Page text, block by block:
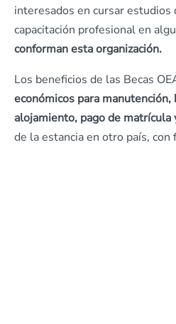
interesados en cursar estudios
capacitación profesional en
conforman esta organización.
Los beneficios de las Becas
económicos para
alojamiento, pago de matrícula
de la estancia en otro país, con